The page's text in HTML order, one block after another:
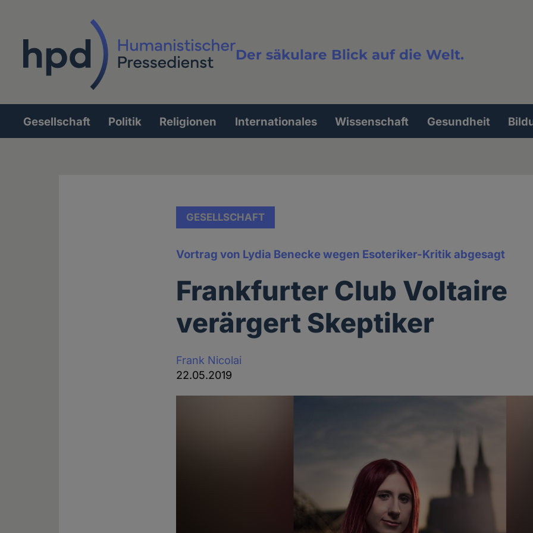
Der säkulare Blick auf die Welt.
Volltextsuche
Hauptnavigation
Gesellschaft Politik Religionen Internationales Wissenschaft Gesundheit
GESELLSCHAFT
Vortrag von Lydia Benecke wegen Esoteriker-Kritik abgesagt
Frankfurter Club Voltaire
verärgert Skeptiker
Frank Nicolai
22.05.2019